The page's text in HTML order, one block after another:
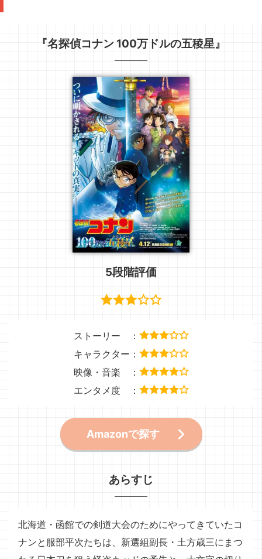
『名探偵コナン 100万ドルの五稜星』
5段階評価
ストーリー ：
キャラクター：
映像・音楽 ：
エンタメ度 ：
Amazonで探す
あらすじ
北海道・函館での剣道大会のためにやってきていたコ
ナンと服部平次たちは、新選組副長・土方歳三にまつ